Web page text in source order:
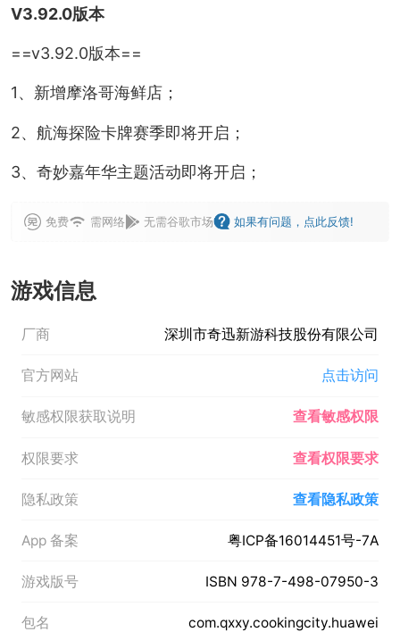
V3.92.0版本
==v3.92.0版本==
1、新增摩洛哥海鲜店；
2、航海探险卡牌赛季即将开启；
3、奇妙嘉年华主题活动即将开启；
免费 需网络 无需谷歌市场 如果有问题，点此反馈!
游戏信息
厂商 深圳市奇迅新游科技股份有限公司
官方网站 点击访问
敏感权限获取说明 查看敏感权限
权限要求 查看权限要求
隐私政策 查看隐私政策
App 备案 粤ICP备16014451号-7A
游戏版号 ISBN 978-7-498-07950-3
包名 com.qxxy.cookingcity.huawei